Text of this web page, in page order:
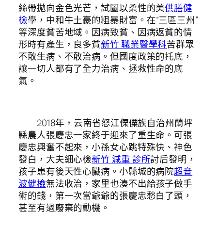
絲帶拋向金色光芒，試圖以柔性的美供膳健
檢學，中和牛土豪的粗暴財富。在“三區三州”
等深度貧苦地域。因病致貧、因病返貧的情
形時有產生，良多貧新竹 職業醫學科苦群眾
不敢生病、不敢治病。但國度政策的托底，
讓一切人都有了全力治病、拯救性命的底
氣。
2018年，云南省怒江傈僳族自治州蘭坪
縣農人張慶忠一家終于迎來了重生命。可張
慶忠興奮不起來，小孫女心跳特殊快、神色
發白，大夫細心檢新竹 減重 診所討后發明，
孩子患有後天性心臟病。小縣城的病院超音
波健檢無法收治，家里也湊不出給孩子做手
術的錢，第一次當爺爺的張慶忠愁白了頭，
甚至有過廢棄的動機。